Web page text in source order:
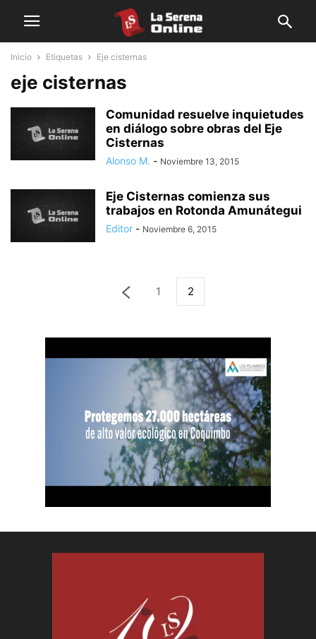
Inicio Etiquetas Eje cisternas
eje cisternas
Comunidad resuelve inquietudes
en diálogo sobre obras del Eje
Cisternas
Alonso M. - Noviembre 13, 2015
Eje Cisternas comienza sus
trabajos en Rotonda Amunátegui
Editor - Noviembre 6, 2015
1 2